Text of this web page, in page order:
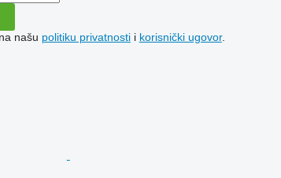
našu politiku privatnostii korisnički ugovor.